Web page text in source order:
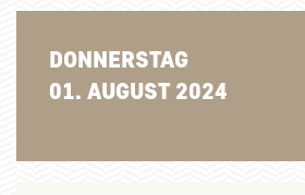
DONNERSTAG
01. AUGUST 2024